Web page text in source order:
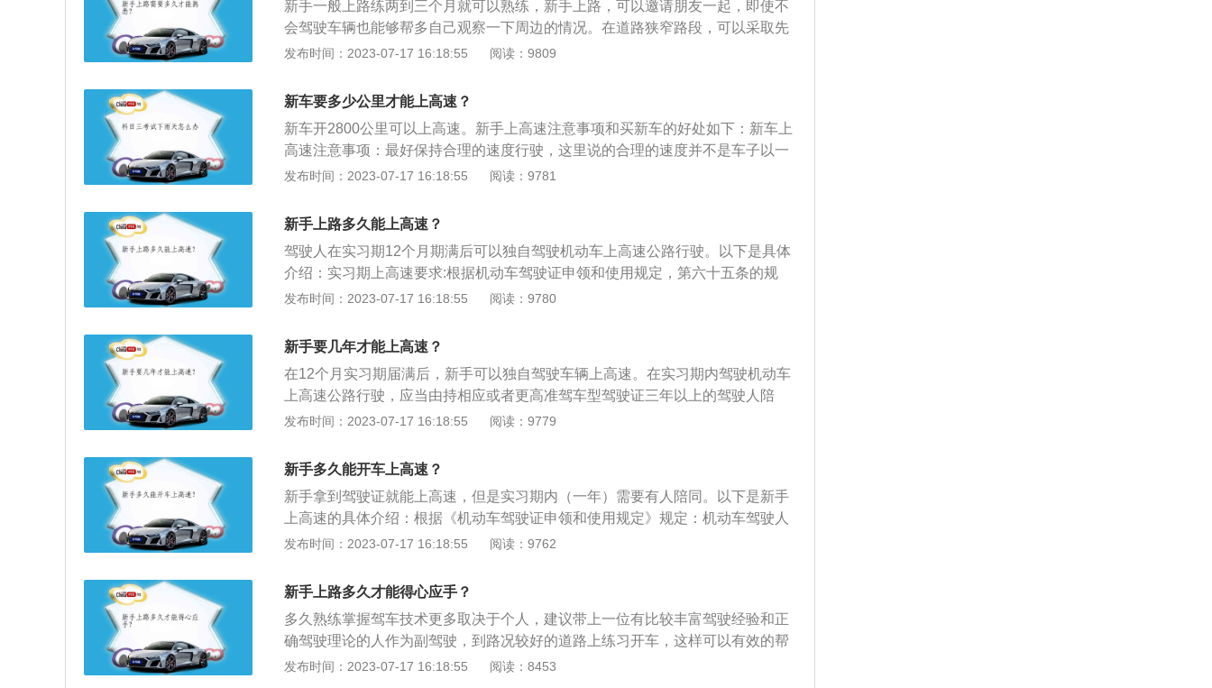
员陪同。其中，驾驶小型残疾人自动乘用车可由持有许可驾驶车型驾照的驾驶员
陪同驾驶小型自动乘用车。3、在增加准驾车型后的实习期间，驾驶原准驾车型
的机动车不受上述限制。
新手一般上路练两到三个月就可以熟练，新手上路，可以邀请朋友一起，即使不
会驾驶车辆也能够帮多自己观察一下周边的情况。在道路狭窄路段，可以采取先
尽量靠左，然后再观察右边的方法驾驶，实在不行让朋友帮忙下车看一下。出入
粘贴实习标志，这样别的司机才会有警惕，看到也会更加宽容一点。另外实习期
驾驶人上高速必须要有持相应或者更高准驾车型驾驶证三年以上的驾驶人陪同。
上高速前对车辆的检查：出行前对车辆的体检是必须，尤其是轮胎、刹车、备
胎、水、油等等。现在是夏季，跑高速挡风玻璃上会有各种虫子的尸体，所以玻
璃水要加满。轮胎的检查，这是大事，很多女生开车，轮胎都磨损成光头胎了还
辆说明书，提前研究好路线，并做好规划，找一个靠谱的导航。
发布时间：2023-07-17 16:18:55 阅读：9809
新车要多少公里才能上高速？
新车开2800公里可以上高速。新手上高速注意事项和买新车的好处如下：新车上
高速注意事项：最好保持合理的速度行驶，这里说的合理的速度并不是车子以一
个速度、像定速巡航那样跑，而是车子在行驶时既不要低速行驶，也不要高转速
车速表，发动机转速最好不要超过3000转以上。行驶过程中切忌起步地板油、刹
负荷。须知，温柔对待爱车才能长远之计。买新车的好处：扩展生活半径。没有
车之前，住所位置直接决定了你的生活方式。有了车之后，原有依赖于廉价但非
可直接控制的公交和昂贵的出租车自己最原始的11路的生活方式就会被车子所改
的位置。探索这个城市的乐趣。
发布时间：2023-07-17 16:18:55 阅读：9781
新手上路多久能上高速？
驾驶人在实习期12个月期满后可以独自驾驶机动车上高速公路行驶。以下是具体
介绍：实习期上高速要求:根据机动车驾驶证申领和使用规定，第六十五条的规
定，驾驶人在实习期内驾驶机动车上高速公路行驶，应当由持相应或者更高准驾
车，可以由持有小型自动挡载客汽车以上准驾车型驾驶证的驾驶人陪同。法律依
公共汽车、营运客车或者执行任务的警车、消防车、救护车、工程救险车以及载
有爆炸物品、易燃易爆化学物品、剧毒或者放射性等危险物品的机动车；驾驶的
机动车不得牵引挂车
发布时间：2023-07-17 16:18:55 阅读：9780
新手要几年才能上高速？
在12个月实习期届满后，新手可以独自驾驶车辆上高速。在实习期内驾驶机动车
上高速公路行驶，应当由持相应或者更高准驾车型驾驶证三年以上的驾驶人陪
同。实习期内驾车注意事项：驾车应悬挂实习标志：在实习期内驾驶机动车，应
实习标志，将被处以罚款。实习期不能驾驶车辆：机动车驾驶人在实习期内不得
及载有爆炸物品、易燃易爆化学物品、剧毒或者放射性等危险物品的机动车；驾
驶的机动车不得牵引挂车。
发布时间：2023-07-17 16:18:55 阅读：9779
新手多久能开车上高速？
新手拿到驾驶证就能上高速，但是实习期内（一年）需要有人陪同。以下是新手
上高速的具体介绍：根据《机动车驾驶证申领和使用规定》规定：‍机动车驾驶人
初次申请机动车驾驶证后的12个月为实习期。驾驶人在实习期内驾驶机动车上高
习期内上高速：驾驶人在实习期内驾驶机动车上高速公路行驶，应当由持相应或
者更高准驾车型驾驶证三年以上的驾驶人陪同。其中，驾驶残疾人专用小型自动
挡载客汽车的，可以由持有小型自动挡载客汽车以上准驾车型驾驶证的驾驶人陪
同。
发布时间：2023-07-17 16:18:55 阅读：9762
新手上路多久才能得心应手？
多久熟练掌握驾车技术更多取决于个人，建议带上一位有比较丰富驾驶经验和正
确驾驶理论的人作为副驾驶，到路况较好的道路上练习开车，这样可以有效的帮
助新手快速掌握驾车技术。新手上路的注意事项：走熟悉的道路：新手开车尽量
发布时间：2023-07-17 16:18:55 阅读：8453